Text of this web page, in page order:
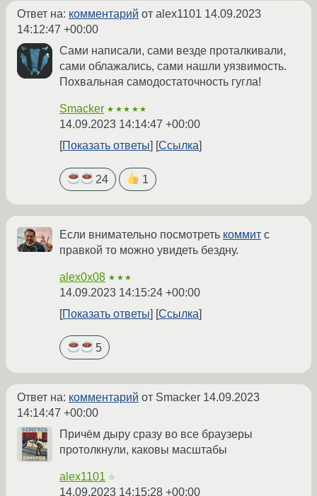
Ответ на: комментарий от alex1101 14.09.2023
14:12:47 +00:00
Сами написали, сами везде проталкивали,
сами облажались, сами нашли уязвимость.
Похвальная самодостаточность гугла!
Smacker ★★★★★
14.09.2023 14:14:47 +00:00
Показать ответы
Ссылка
24 1
Если внимательно посмотреть коммит с
правкой то можно увидеть бездну.
alex0x08 ★★★
14.09.2023 14:15:24 +00:00
Показать ответы
Ссылка
5
Ответ на: комментарий от Smacker 14.09.2023
14:14:47 +00:00
Причём дыру сразу во все браузеры
протолкнули, каковы масштабы
alex1101 ☆
14.09.2023 14:15:28 +00:00